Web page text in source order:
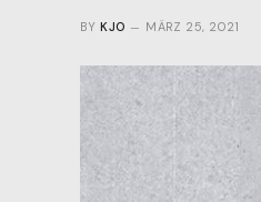
BY KJO MÄRZ 25, 2021